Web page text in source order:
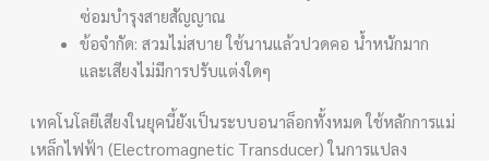
ซ่อมบำรุงสายสัญญาณ
ข้อจำกัด: สวมไม่สบาย ใช้นานแล้วปวดคอ น้ำหนักมาก
และเสียงไม่มีการปรับแต่งใดๆ
เทคโนโลยีเสียงในยุคนี้ยังเป็นระบบอนาล็อกทั้งหมด ใช้หลักการแม่
เหล็กไฟฟ้า (Electromagnetic Transducer) ในการแปลง